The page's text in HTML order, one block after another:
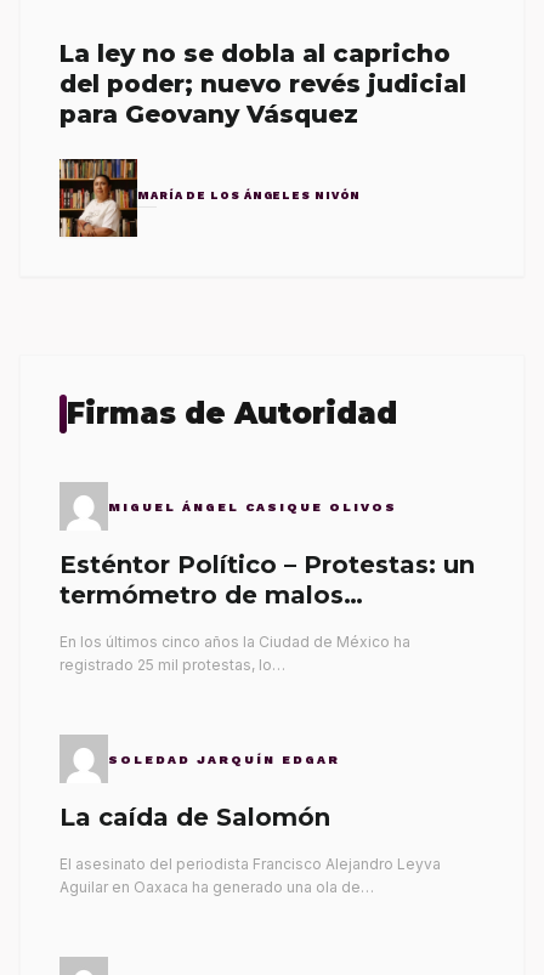
La ley no se dobla al capricho
del poder; nuevo revés judicial
para Geovany Vásquez
MARÍA DE LOS ÁNGELES NIVÓN
Firmas de Autoridad
MIGUEL ÁNGEL CASIQUE OLIVOS
Esténtor Político – Protestas: un
termómetro de malos
En los últimos cinco años la Ciudad de México ha
registrado 25 mil protestas, lo…
SOLEDAD JARQUÍN EDGAR
La caída de Salomón
El asesinato del periodista Francisco Alejandro Leyva
Aguilar en Oaxaca ha generado una ola de…